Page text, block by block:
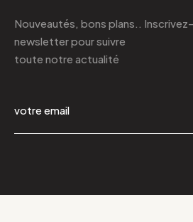
Nouveautés, bons plans..
newsletterpour suivre
toute notre actualité